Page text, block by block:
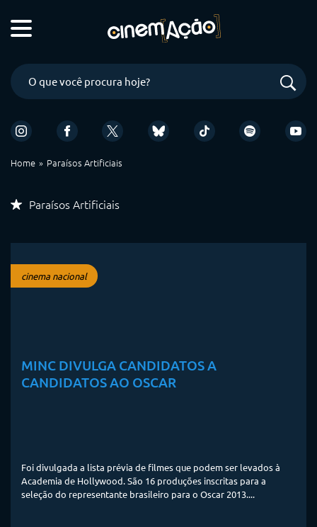
Home Paraísos Artificiais
Paraísos Artificiais
cinema nacional
MINC DIVULGA CANDIDATOS A
CANDIDATOS AO OSCAR
Foi divulgada a lista prévia de filmes que podem ser levados à
Academia de Hollywood. São 16 produções inscritas para a
seleção do representante brasileiro para o Oscar 2013....